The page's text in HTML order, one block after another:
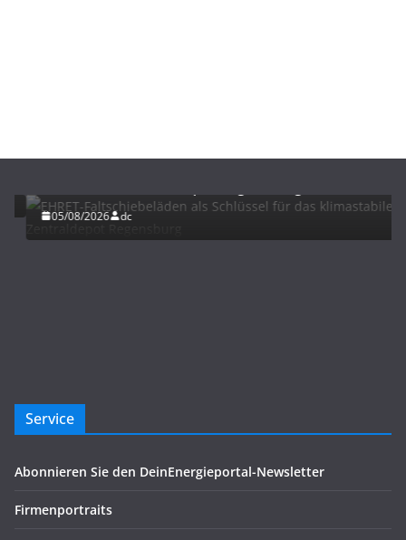
05/08/2026 dc
Service
Abonnieren Sie den DeinEnergieportal-Newsletter
Firmenportraits